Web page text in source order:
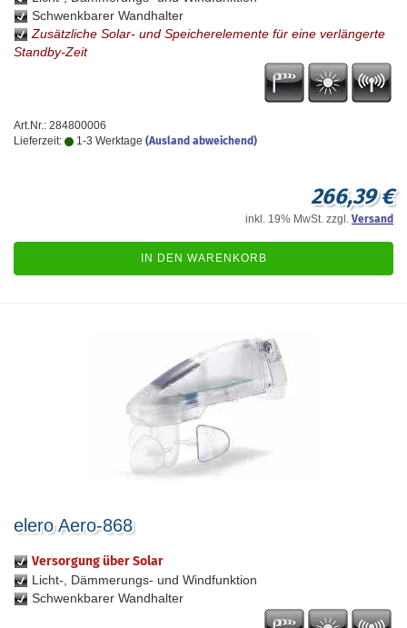
Schwenkbarer Wandhalter
Zusätzliche Solar- und Speicherelemente für eine verlängerte
Standby-Zeit
Art.Nr.: 284800006
Lieferzeit:
1-3 Werktage (Ausland abweichend)
266,39 €
inkl. 19% MwSt. zzgl. Versand
IN DEN WARENKORB
elero Aero-868
Versorgung über Solar
Licht-, Dämmerungs- und Windfunktion
Schwenkbarer Wandhalter